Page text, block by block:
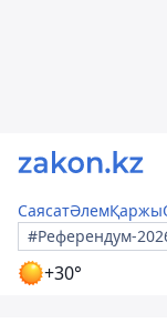
СаясатӘлемҚаржы
#Референдум-
+30°